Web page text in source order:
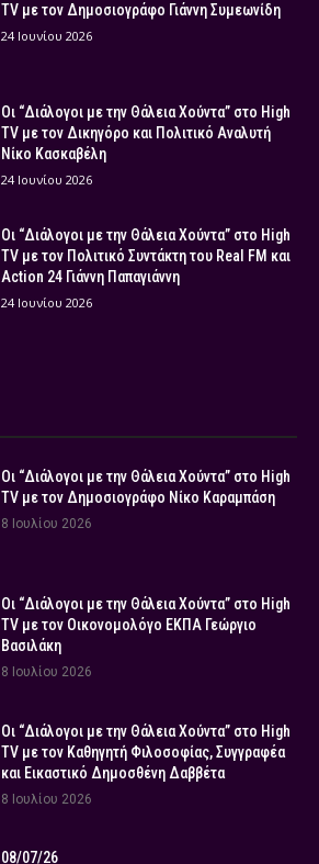
TV με τον Δημοσιογράφο Γιάννη Συμεωνίδη
24 Ιουνίου 2026
Οι “Διάλογοι με την Θάλεια Χούντα” στο High
TV με τον Δικηγόρο και Πολιτικό Αναλυτή
Νίκο Κασκαβέλη
24 Ιουνίου 2026
Οι “Διάλογοι με την Θάλεια Χούντα” στο High
TV με τον Πολιτικό Συντάκτη του Real FM και
Action 24 Γιάννη Παπαγιάννη
24 Ιουνίου 2026
Οι “Διάλογοι με την Θάλεια Χούντα” στο High
TV με τον Δημοσιογράφο Νίκο Καραμπάση
8 Ιουλίου 2026
Οι “Διάλογοι με την Θάλεια Χούντα” στο High
TV με τον Οικονομολόγο ΕΚΠΑ Γεώργιο
Βασιλάκη
8 Ιουλίου 2026
Οι “Διάλογοι με την Θάλεια Χούντα” στο High
TV με τον Καθηγητή Φιλοσοφίας, Συγγραφέα
και Εικαστικό Δημοσθένη Δαββέτα
8 Ιουλίου 2026
08/07/26